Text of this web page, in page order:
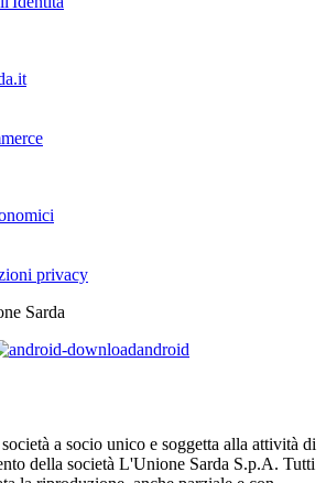
privacy
Sarda
android
a socio unico e soggetta alla attività di
della società L'Unione Sarda S.p.A. Tutti